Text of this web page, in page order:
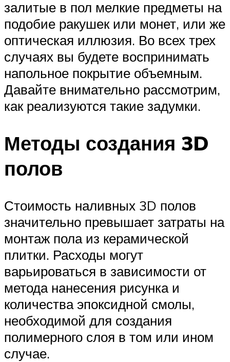
залитые в пол мелкие предметы на
подобие ракушек или монет, или же
оптическая иллюзия. Во всех трех
случаях вы будете воспринимать
напольное покрытие объемным.
Давайте внимательно рассмотрим,
как реализуются такие задумки.
Методы создания 3D
полов
Стоимость наливных 3D полов
значительно превышает затраты на
монтаж пола из керамической
плитки. Расходы могут
варьироваться в зависимости от
метода нанесения рисунка и
количества эпоксидной смолы,
необходимой для создания
полимерного слоя в том или ином
случае.